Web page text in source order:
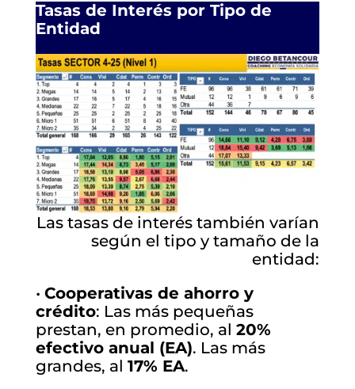
Tasas de Interés por Tipo de
Entidad
Las tasas de interés también varían
según el tipo y tamaño de la
entidad:
• Cooperativas de ahorro y
crédito: Las más pequeñas
prestan, en promedio, al 20%
efectivo anual (EA). Las más
grandes, al 17% EA.